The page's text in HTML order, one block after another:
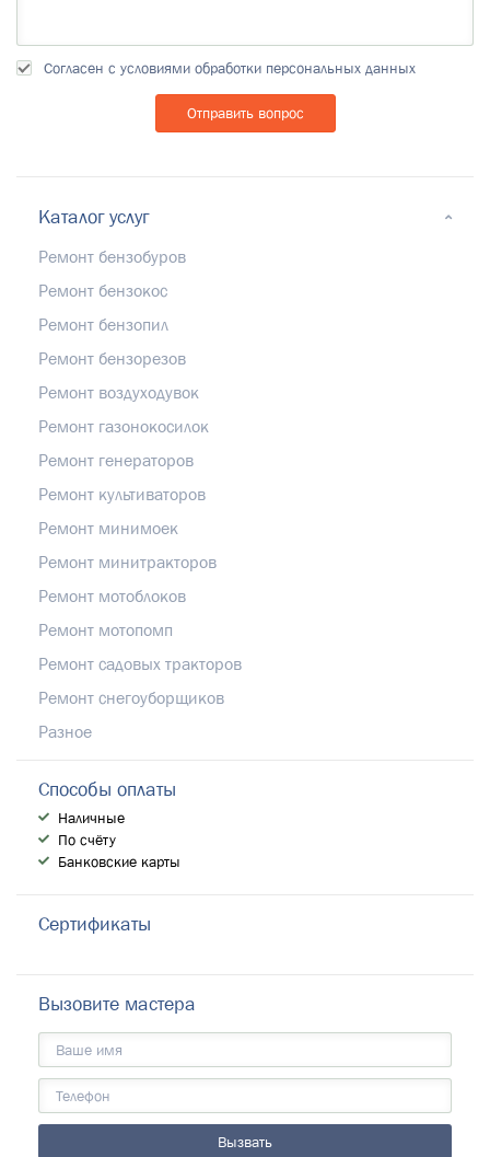
Согласен с условиями обработки персональных данных
Каталог услуг
Ремонт бензобуров
Ремонт бензокос
Ремонт бензопил
Ремонт бензорезов
Ремонт воздуходувок
Ремонт газонокосилок
Ремонт генераторов
Ремонт культиваторов
Ремонт минимоек
Ремонт минитракторов
Ремонт мотоблоков
Ремонт мотопомп
Ремонт садовых тракторов
Ремонт снегоуборщиков
Разное
Способы оплаты
Наличные
По счёту
Банковские карты
Сертификаты
Вызовите мастера